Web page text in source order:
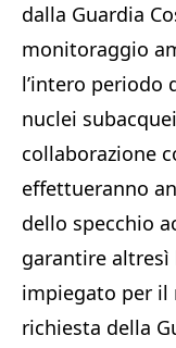
dalla Guardia
monitoraggio
l’intero periodo
nuclei
collaborazione
effettueranno
dello specchio
garantire altresì
impiegato per il
richiesta della